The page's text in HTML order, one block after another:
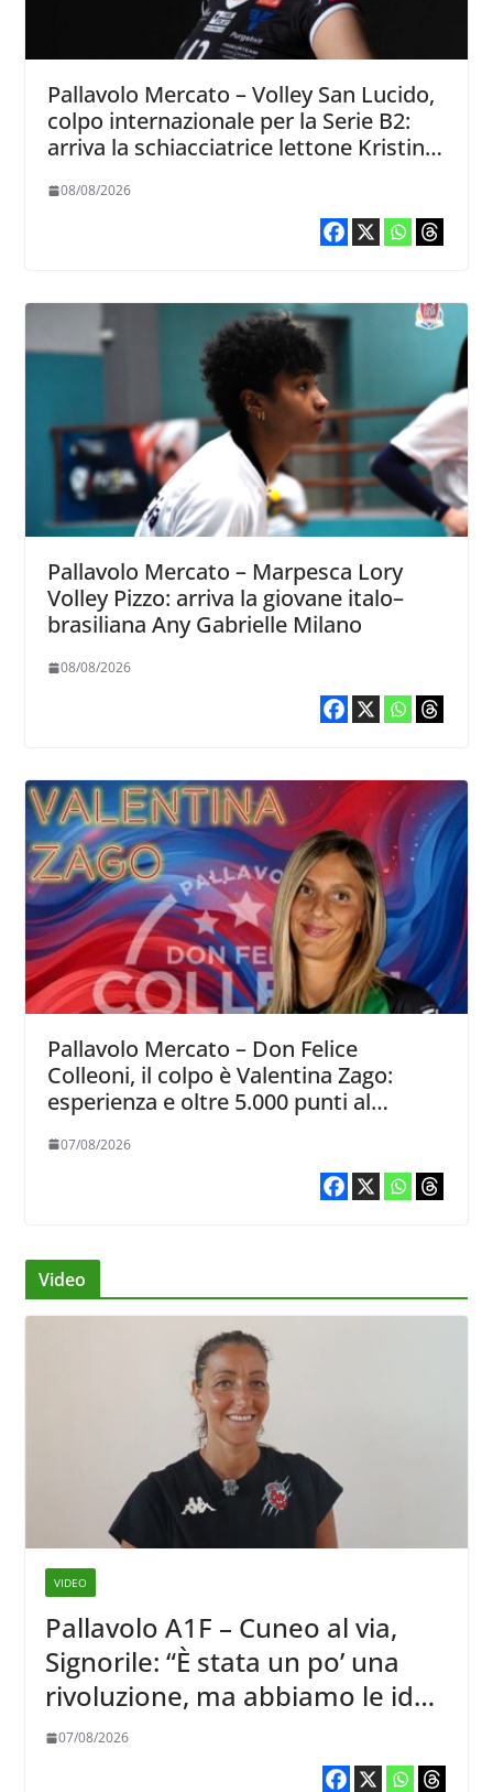
Pallavolo Mercato – Volley San Lucido,
colpo internazionale per la Serie B2:
arriva la schiacciatrice lettone Kristine
08/08/2026
Pallavolo Mercato – Marpesca Lory
Volley Pizzo: arriva la giovane italo–
brasiliana Any Gabrielle Milano
08/08/2026
Pallavolo Mercato – Don Felice
Colleoni, il colpo è Valentina Zago:
esperienza e oltre 5.000 punti al
07/08/2026
Video
VIDEO
Pallavolo A1F – Cuneo al via,
Signorile: “È stata un po’ una
rivoluzione, ma abbiamo le idee
chiare siu cosa vogliamo fare”
07/08/2026